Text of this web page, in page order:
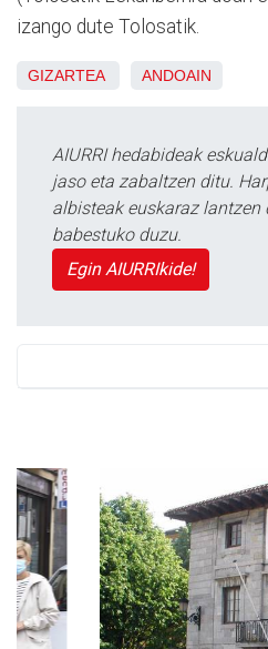
izango dute Tolosatik.
GIZARTEA ANDOAIN
AIURRI hedabideak
jaso eta zabaltzen ditu.
albisteak euskaraz
babestuko duzu.
Egin AIURRIkide!